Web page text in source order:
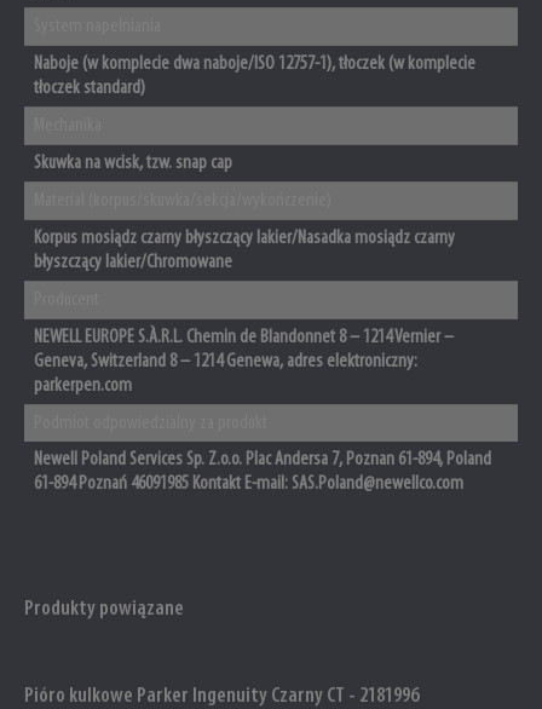
Naboje (w komplecie dwa naboje/ISO 12757-1), tłoczek (w komplecie
tłoczek standard)
Skuwka na wcisk, tzw. snap cap
Korpus mosiądz czarny błyszczący lakier/Nasadka mosiądz czarny
błyszczący lakier/Chromowane
NEWELL EUROPE S.À.R.L. Chemin de Blandonnet 8 – 1214 Vernier –
Geneva, Switzerland 8 – 1214 Genewa, adres elektroniczny:
parkerpen.com
Newell Poland Services Sp. Z.o.o. Plac Andersa 7, Poznan 61-894, Poland
61-894 Poznań 46091985 Kontakt E-mail: SAS.Poland@newellco.com
Produkty powiązane
Pióro kulkowe Parker Ingenuity Czarny CT - 2181996